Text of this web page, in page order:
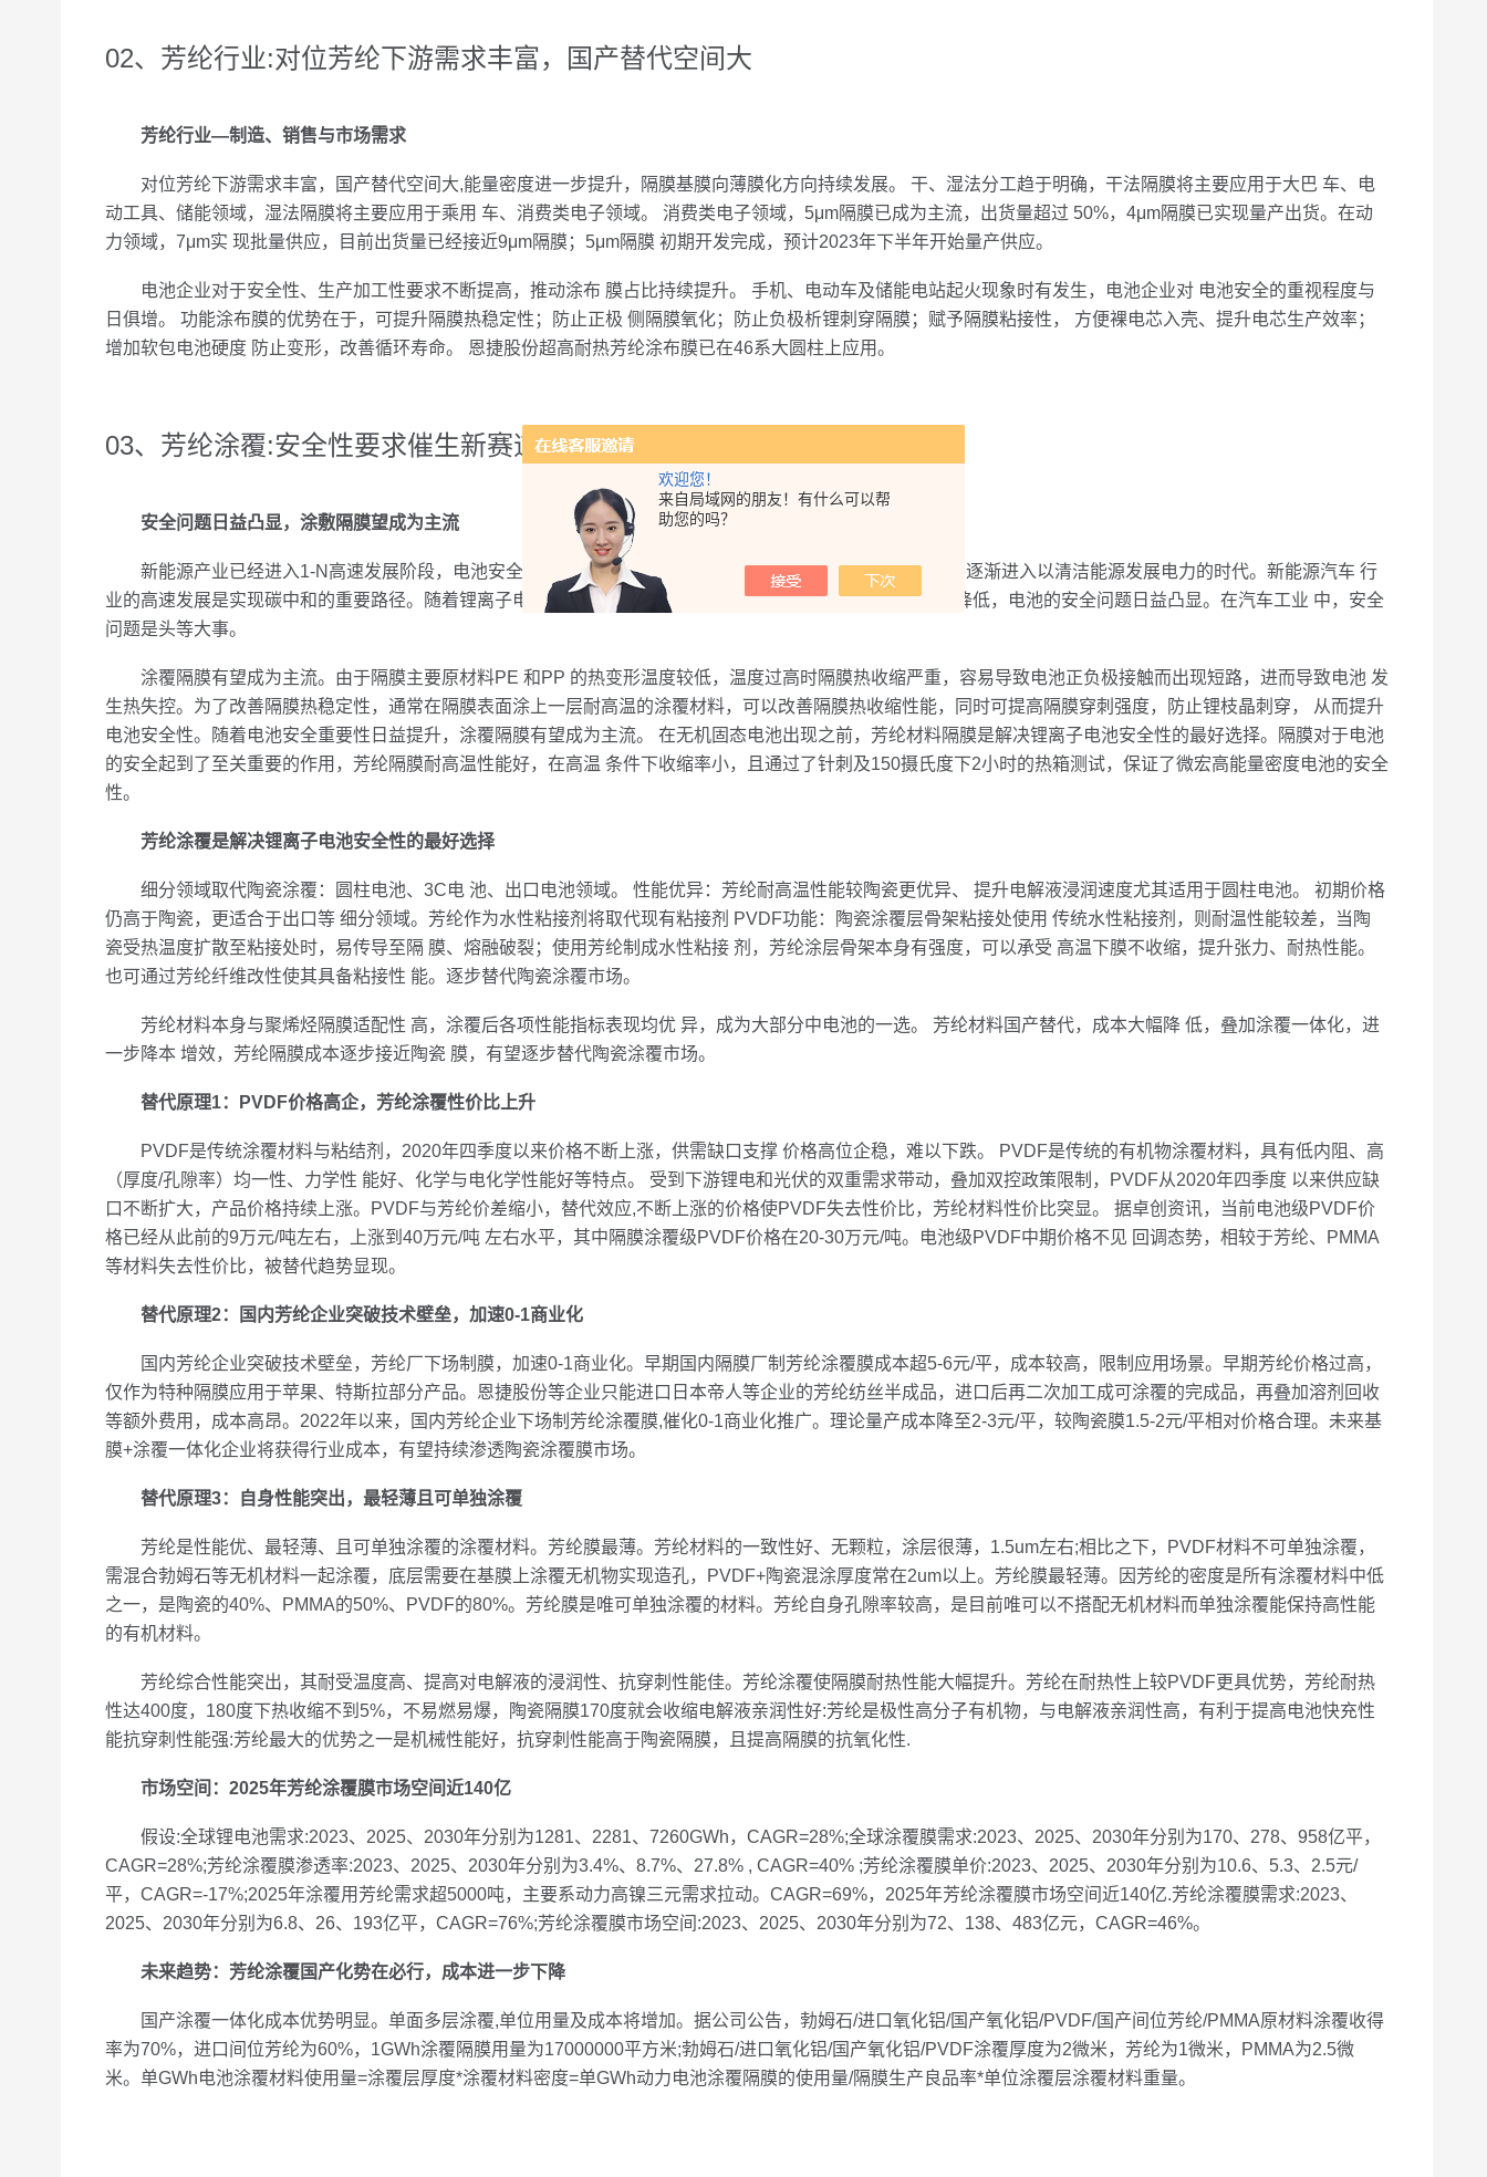
欢迎您！
来自局域网的朋友！有什么可以帮
助您的吗？
02、芳纶行业:对位芳纶下游需求丰富，国产替代空间大
芳纶行业—制造、销售与市场需求
对位芳纶下游需求丰富，国产替代空间大,能量密度进一步提升，隔膜基膜向薄膜化方向持续发展。 干、湿法分工趋于明确，干法隔膜将主要应用于大巴 车、电
动工具、储能领域，湿法隔膜将主要应用于乘用 车、消费类电子领域。 消费类电子领域，5μm隔膜已成为主流，出货量超过 50%，4μm隔膜已实现量产出货。在动
力领域，7μm实 现批量供应，目前出货量已经接近9μm隔膜；5μm隔膜 初期开发完成，预计2023年下半年开始量产供应。
电池企业对于安全性、生产加工性要求不断提高，推动涂布 膜占比持续提升。 手机、电动车及储能电站起火现象时有发生，电池企业对 电池安全的重视程度与
日俱增。 功能涂布膜的优势在于，可提升隔膜热稳定性；防止正极 侧隔膜氧化；防止负极析锂刺穿隔膜；赋予隔膜粘接性， 方便裸电芯入壳、提升电芯生产效率；
增加软包电池硬度 防止变形，改善循环寿命。 恩捷股份超高耐热芳纶涂布膜已在46系大圆柱上应用。
03、芳纶涂覆:安全性要求催生新赛道，0-1替代
安全问题日益凸显，涂敷隔膜望成为主流
新能源产业已经进入1-N高速发展阶段，电池安全性问题日益凸显。得益于碳中和的全球化，世界各国都将逐渐进入以清洁能源发展电力的时代。新能源汽车 行
业的高速发展是实现碳中和的重要路径。随着锂离子电池能量密度目标的不断提升，所选用的材料体系稳定性降低，电池的安全问题日益凸显。在汽车工业 中，安全
问题是头等大事。
涂覆隔膜有望成为主流。由于隔膜主要原材料PE 和PP 的热变形温度较低，温度过高时隔膜热收缩严重，容易导致电池正负极接触而出现短路，进而导致电池 发
生热失控。为了改善隔膜热稳定性，通常在隔膜表面涂上一层耐高温的涂覆材料，可以改善隔膜热收缩性能，同时可提高隔膜穿刺强度，防止锂枝晶刺穿， 从而提升
电池安全性。随着电池安全重要性日益提升，涂覆隔膜有望成为主流。 在无机固态电池出现之前，芳纶材料隔膜是解决锂离子电池安全性的最好选择。隔膜对于电池
的安全起到了至关重要的作用，芳纶隔膜耐高温性能好，在高温 条件下收缩率小，且通过了针刺及150摄氏度下2小时的热箱测试，保证了微宏高能量密度电池的安全
性。
芳纶涂覆是解决锂离子电池安全性的最好选择
细分领域取代陶瓷涂覆：圆柱电池、3C电 池、出口电池领域。 性能优异：芳纶耐高温性能较陶瓷更优异、 提升电解液浸润速度尤其适用于圆柱电池。 初期价格
仍高于陶瓷，更适合于出口等 细分领域。芳纶作为水性粘接剂将取代现有粘接剂 PVDF功能：陶瓷涂覆层骨架粘接处使用 传统水性粘接剂，则耐温性能较差，当陶
瓷受热温度扩散至粘接处时，易传导至隔 膜、熔融破裂；使用芳纶制成水性粘接 剂，芳纶涂层骨架本身有强度，可以承受 高温下膜不收缩，提升张力、耐热性能。
也可通过芳纶纤维改性使其具备粘接性 能。逐步替代陶瓷涂覆市场。
芳纶材料本身与聚烯烃隔膜适配性 高，涂覆后各项性能指标表现均优 异，成为大部分中电池的一选。 芳纶材料国产替代，成本大幅降 低，叠加涂覆一体化，进
一步降本 增效，芳纶隔膜成本逐步接近陶瓷 膜，有望逐步替代陶瓷涂覆市场。
替代原理1：PVDF价格高企，芳纶涂覆性价比上升
PVDF是传统涂覆材料与粘结剂，2020年四季度以来价格不断上涨，供需缺口支撑 价格高位企稳，难以下跌。 PVDF是传统的有机物涂覆材料，具有低内阻、高
（厚度/孔隙率）均一性、力学性 能好、化学与电化学性能好等特点。 受到下游锂电和光伏的双重需求带动，叠加双控政策限制，PVDF从2020年四季度 以来供应缺
口不断扩大，产品价格持续上涨。PVDF与芳纶价差缩小，替代效应,不断上涨的价格使PVDF失去性价比，芳纶材料性价比突显。 据卓创资讯，当前电池级PVDF价
格已经从此前的9万元/吨左右，上涨到40万元/吨 左右水平，其中隔膜涂覆级PVDF价格在20-30万元/吨。电池级PVDF中期价格不见 回调态势，相较于芳纶、PMMA
等材料失去性价比，被替代趋势显现。
替代原理2：国内芳纶企业突破技术壁垒，加速0-1商业化
国内芳纶企业突破技术壁垒，芳纶厂下场制膜，加速0-1商业化。早期国内隔膜厂制芳纶涂覆膜成本超5-6元/平，成本较高，限制应用场景。早期芳纶价格过高，
仅作为特种隔膜应用于苹果、特斯拉部分产品。恩捷股份等企业只能进口日本帝人等企业的芳纶纺丝半成品，进口后再二次加工成可涂覆的完成品，再叠加溶剂回收
等额外费用，成本高昂。2022年以来，国内芳纶企业下场制芳纶涂覆膜,催化0-1商业化推广。理论量产成本降至2-3元/平，较陶瓷膜1.5-2元/平相对价格合理。未来基
膜+涂覆一体化企业将获得行业成本，有望持续渗透陶瓷涂覆膜市场。
替代原理3：自身性能突出，最轻薄且可单独涂覆
芳纶是性能优、最轻薄、且可单独涂覆的涂覆材料。芳纶膜最薄。芳纶材料的一致性好、无颗粒，涂层很薄，1.5um左右;相比之下，PVDF材料不可单独涂覆，
需混合勃姆石等无机材料一起涂覆，底层需要在基膜上涂覆无机物实现造孔，PVDF+陶瓷混涂厚度常在2um以上。芳纶膜最轻薄。因芳纶的密度是所有涂覆材料中低
之一，是陶瓷的40%、PMMA的50%、PVDF的80%。芳纶膜是唯可单独涂覆的材料。芳纶自身孔隙率较高，是目前唯可以不搭配无机材料而单独涂覆能保持高性能
的有机材料。
芳纶综合性能突出，其耐受温度高、提高对电解液的浸润性、抗穿刺性能佳。芳纶涂覆使隔膜耐热性能大幅提升。芳纶在耐热性上较PVDF更具优势，芳纶耐热
性达400度，180度下热收缩不到5%，不易燃易爆，陶瓷隔膜170度就会收缩电解液亲润性好:芳纶是极性高分子有机物，与电解液亲润性高，有利于提高电池快充性
能抗穿刺性能强:芳纶最大的优势之一是机械性能好，抗穿刺性能高于陶瓷隔膜，且提高隔膜的抗氧化性.
市场空间：2025年芳纶涂覆膜市场空间近140亿
假设:全球锂电池需求:2023、2025、2030年分别为1281、2281、7260GWh，CAGR=28%;全球涂覆膜需求:2023、2025、2030年分别为170、278、958亿平，
CAGR=28%;芳纶涂覆膜渗透率:2023、2025、2030年分别为3.4%、8.7%、27.8% , CAGR=40% ;芳纶涂覆膜单价:2023、2025、2030年分别为10.6、5.3、2.5元/
平，CAGR=-17%;2025年涂覆用芳纶需求超5000吨，主要系动力高镍三元需求拉动。CAGR=69%，2025年芳纶涂覆膜市场空间近140亿.芳纶涂覆膜需求:2023、
2025、2030年分别为6.8、26、193亿平，CAGR=76%;芳纶涂覆膜市场空间:2023、2025、2030年分别为72、138、483亿元，CAGR=46%。
未来趋势：芳纶涂覆国产化势在必行，成本进一步下降
国产涂覆一体化成本优势明显。单面多层涂覆,单位用量及成本将增加。据公司公告，勃姆石/进口氧化铝/国产氧化铝/PVDF/国产间位芳纶/PMMA原材料涂覆收得
率为70%，进口间位芳纶为60%，1GWh涂覆隔膜用量为17000000平方米;勃姆石/进口氧化铝/国产氧化铝/PVDF涂覆厚度为2微米，芳纶为1微米，PMMA为2.5微
米。单GWh电池涂覆材料使用量=涂覆层厚度*涂覆材料密度=单GWh动力电池涂覆隔膜的使用量/隔膜生产良品率*单位涂覆层涂覆材料重量。